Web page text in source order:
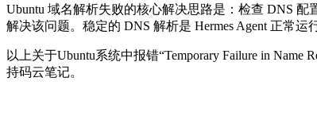
Ubuntu 域名解析失败的核心解决思路是：检查 DNS
解决该问题。稳定的 DNS 解析是 Hermes Agent 正常
以上关于Ubuntu系统中报错“Temporary Failure in
持码云笔记。